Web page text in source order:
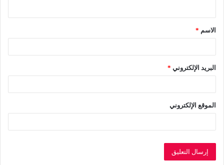
ق
*
الاسم *
البريد الإلكتروني *
الموقع الإلكتروني